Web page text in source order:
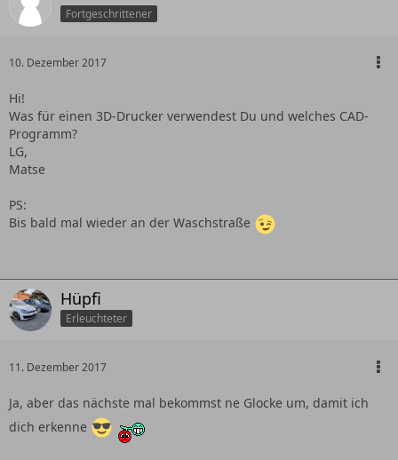
Fortgeschrittener
10. Dezember 2017
Hi!
Was für einen 3D-Drucker verwendest Du und welches CAD-
Programm?
LG,
Matse
PS:
Bis bald mal wieder an der Waschstraße
Hüpfi
Erleuchteter
11. Dezember 2017
Ja, aber das nächste mal bekommst ne Glocke um, damit ich
dich erkenne